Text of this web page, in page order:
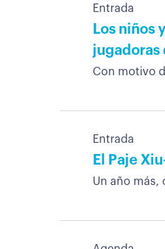
Entrada
Los niños
jugadoras
Con motivo
Entrada
El Paje
Un año más,